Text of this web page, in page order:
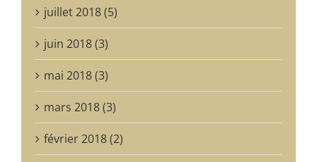
juillet 2018 (5)
juin 2018 (3)
mai 2018 (3)
mars 2018 (3)
février 2018 (2)